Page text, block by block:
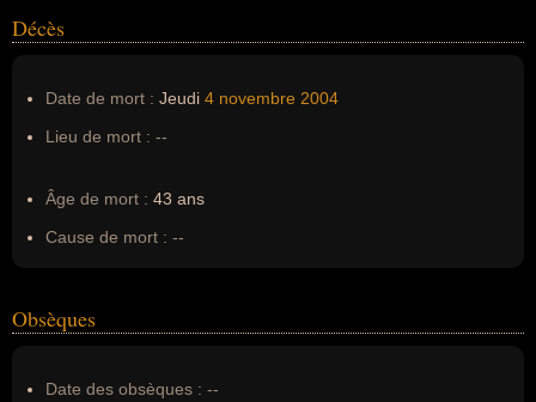
Décès
Date de mort : Jeudi 4 novembre 2004
Lieu de mort : --
Âge de mort : 43 ans
Cause de mort : --
Obsèques
Date des obsèques : --